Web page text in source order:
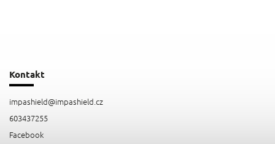
Kontakt
impashield@impashield.cz
603437255
Facebook